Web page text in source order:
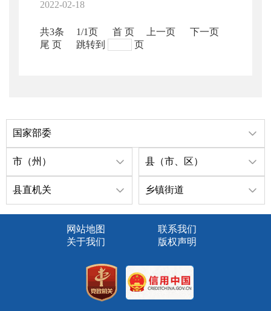
2022-02-18
共3条 1/1页 首 页 上一页
下一页
尾 页
跳转到 页
国家部委
市（州） 县（市、区）
县直机关 乡镇街道
网站地图
联系我们
关于我们
版权声明